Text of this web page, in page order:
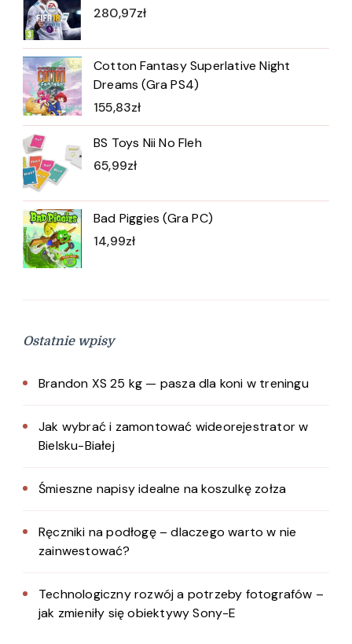
280,97zł
Cotton Fantasy Superlative Night
Dreams (Gra PS4)
155,83zł
BS Toys Nii No Fleh
65,99zł
Bad Piggies (Gra PC)
14,99zł
Ostatnie wpisy
Brandon XS 25 kg — pasza dla koni w treningu
Jak wybrać i zamontować wideorejestrator w
Bielsku-Białej
Śmieszne napisy idealne na koszulkę zołza
Ręczniki na podłogę – dlaczego warto w nie
zainwestować?
Technologiczny rozwój a potrzeby fotografów –
jak zmieniły się obiektywy Sony-E